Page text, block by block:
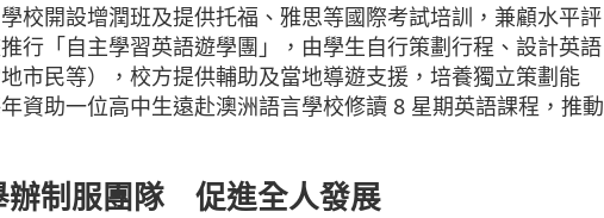
校開設增潤班及提供托福、雅思等國際考試培訓，兼顧水平評
行「自主學習英語遊學團」，由學生自行策劃行程、設計英語
市民等），校方提供輔助及當地導遊支援，培養獨立策劃能
資助一位高中生遠赴澳洲語言學校修讀 8 星期英語課程，推動
辦制服團隊 促進全人發展